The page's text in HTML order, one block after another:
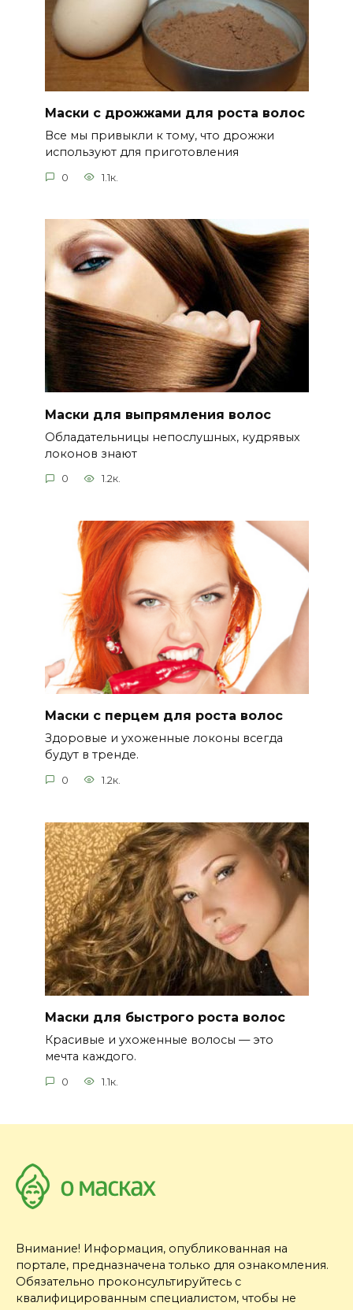
Маски с дрожжами для роста волос
Все мы привыкли к тому, что дрожжи
используют для приготовления
0 1.1к.
Маски для выпрямления волос
Обладательницы непослушных, кудрявых
локонов знают
0 1.2к.
Маски с перцем для роста волос
Здоровые и ухоженные локоны всегда
будут в тренде.
0 1.2к.
Маски для быстрого роста волос
Красивые и ухоженные волосы — это
мечта каждого.
0 1.1к.
Внимание! Информация, опубликованная на
портале, предназначена только для ознакомления.
Обязательно проконсультируйтесь с
квалифицированным специалистом, чтобы не